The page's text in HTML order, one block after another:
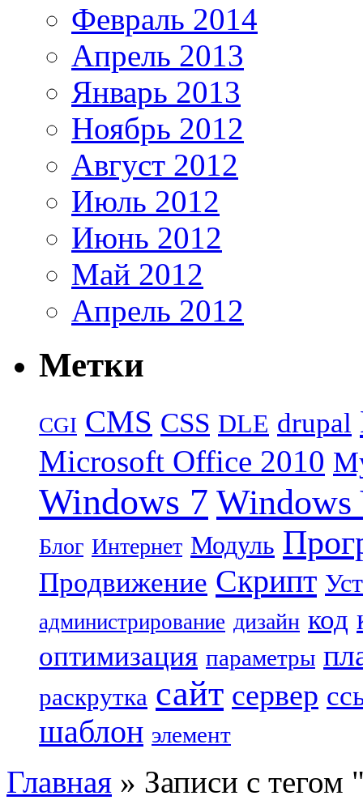
Февраль 2014
Апрель 2013
Январь 2013
Ноябрь 2012
Август 2012
Июль 2012
Июнь 2012
Май 2012
Апрель 2012
Метки
CGI CMS CSS DLE drupal
Microsoft Office 2010
Windows 7 Windows
Блог Интернет Модуль
Продвижение Скрипт
администрирование дизайн код
оптимизация параметры
раскрутка сайт сервер
шаблон элемент
Главная » Записи с тегом